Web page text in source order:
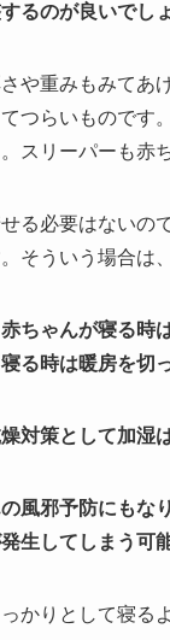
るのが良いでし
や重みもみてあ
つらいものです
スリーパーも赤
る必要はないの
そういう場合は
ちゃんが寝る時
る時は暖房を切
対策として加湿
風邪予防にもな
生してしまう可
かりとして寝る